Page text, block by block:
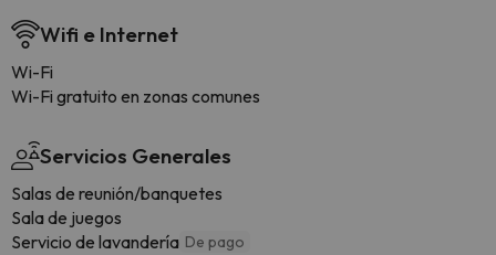
Wifi e Internet
Wi-Fi
Wi-Fi gratuito en zonas comunes
Servicios Generales
Salas de reunión/banquetes
Sala de juegos
Servicio de lavandería De pago